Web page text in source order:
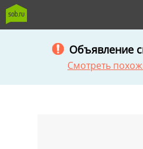
Объявление
Смотреть